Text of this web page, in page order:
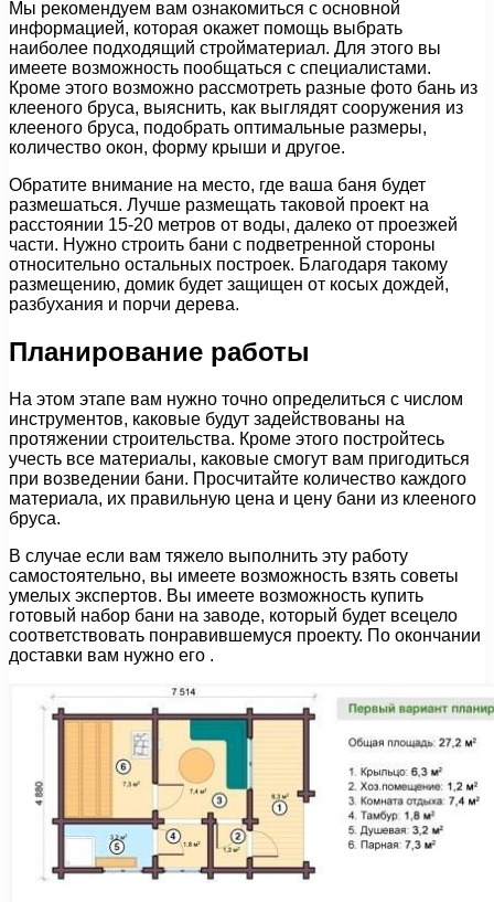
Мы рекомендуем вам ознакомиться с основной
информацией, которая окажет помощь выбрать
наиболее подходящий стройматериал. Для этого вы
имеете возможность пообщаться с специалистами.
Кроме этого возможно рассмотреть разные фото бань из
клееного бруса, выяснить, как выглядят сооружения из
клееного бруса, подобрать оптимальные размеры,
количество окон, форму крыши и другое.
Обратите внимание на место, где ваша баня будет
размешаться. Лучше размещать таковой проект на
расстоянии 15-20 метров от воды, далеко от проезжей
части. Нужно строить бани с подветренной стороны
относительно остальных построек. Благодаря такому
размещению, домик будет защищен от косых дождей,
разбухания и порчи дерева.
Планирование работы
На этом этапе вам нужно точно определиться с числом
инструментов, каковые будут задействованы на
протяжении строительства. Кроме этого постройтесь
учесть все материалы, каковые смогут вам пригодиться
при возведении бани. Просчитайте количество каждого
материала, их правильную цена и цену бани из клееного
бруса.
В случае если вам тяжело выполнить эту работу
самостоятельно, вы имеете возможность взять советы
умелых экспертов. Вы имеете возможность купить
готовый набор бани на заводе, который будет всецело
соответствовать понравившемуся проекту. По окончании
доставки вам нужно его .